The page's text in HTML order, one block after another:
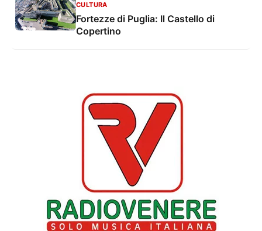
CULTURA
Fortezze di Puglia: Il Castello di
Copertino